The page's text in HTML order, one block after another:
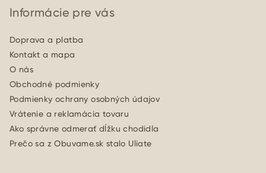
Informácie pre vás
Doprava a platba
Kontakt a mapa
O nás
Obchodné podmienky
Podmienky ochrany osobných údajov
Vrátenie a reklamácia tovaru
Ako správne odmerať dĺžku chodidla
Prečo sa z Obuvame.sk stalo Uliate